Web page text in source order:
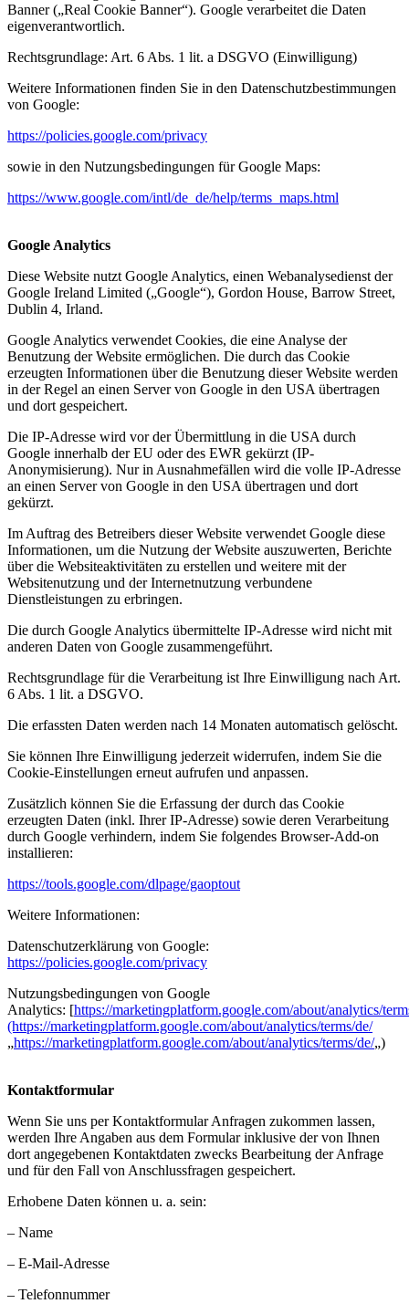
Banner („Real Cookie Banner“). Google verarbeitet die Daten
eigenverantwortlich.
Rechtsgrundlage: Art. 6 Abs. 1 lit. a DSGVO (Einwilligung)
Weitere Informationen finden Sie in den Datenschutzbestimmungen
von Google:
https://policies.google.com/privacy
sowie in den Nutzungsbedingungen für Google Maps:
https://www.google.com/intl/de_de/help/terms_maps.html
Google Analytics
Diese Website nutzt Google Analytics, einen Webanalysedienst der
Google Ireland Limited („Google“), Gordon House, Barrow Street,
Dublin 4, Irland.
Google Analytics verwendet Cookies, die eine Analyse der
Benutzung der Website ermöglichen. Die durch das Cookie
erzeugten Informationen über die Benutzung dieser Website werden
in der Regel an einen Server von Google in den USA übertragen
und dort gespeichert.
Die IP-Adresse wird vor der Übermittlung in die USA durch
Google innerhalb der EU oder des EWR gekürzt (IP-
Anonymisierung). Nur in Ausnahmefällen wird die volle IP-Adresse
an einen Server von Google in den USA übertragen und dort
gekürzt.
Im Auftrag des Betreibers dieser Website verwendet Google diese
Informationen, um die Nutzung der Website auszuwerten, Berichte
über die Websiteaktivitäten zu erstellen und weitere mit der
Websitenutzung und der Internetnutzung verbundene
Dienstleistungen zu erbringen.
Die durch Google Analytics übermittelte IP-Adresse wird nicht mit
anderen Daten von Google zusammengeführt.
Rechtsgrundlage für die Verarbeitung ist Ihre Einwilligung nach Art.
6 Abs. 1 lit. a DSGVO.
Die erfassten Daten werden nach 14 Monaten automatisch gelöscht.
Sie können Ihre Einwilligung jederzeit widerrufen, indem Sie die
Cookie-Einstellungen erneut aufrufen und anpassen.
Zusätzlich können Sie die Erfassung der durch das Cookie
erzeugten Daten (inkl. Ihrer IP-Adresse) sowie deren Verarbeitung
durch Google verhindern, indem Sie folgendes Browser-Add-on
installieren:
https://tools.google.com/dlpage/gaoptout
Weitere Informationen:
Datenschutzerklärung von Google:
https://policies.google.com/privacy
Nutzungsbedingungen von Google
Analytics: [https://marketingplatform.google.com/about/analytics/
(https://marketingplatform.google.com/about/analytics/terms/de/
„https://marketingplatform.google.com/about/analytics/terms/de/„)
Kontaktformular
Wenn Sie uns per Kontaktformular Anfragen zukommen lassen,
werden Ihre Angaben aus dem Formular inklusive der von Ihnen
dort angegebenen Kontaktdaten zwecks Bearbeitung der Anfrage
und für den Fall von Anschlussfragen gespeichert.
Erhobene Daten können u. a. sein:
– Name
– E-Mail-Adresse
– Telefonnummer